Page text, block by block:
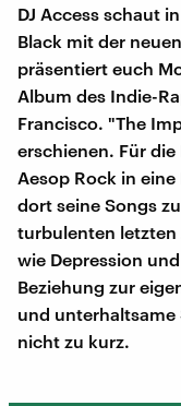
DJ Access schaut
Black mit der
präsentiert euch
Album des Indie-
Francisco. "The
erschienen. Für
Aesop Rock in
dort seine Songs
turbulenten letzten
wie Depression
Beziehung zur
und unterhaltsame
nicht zu kurz.